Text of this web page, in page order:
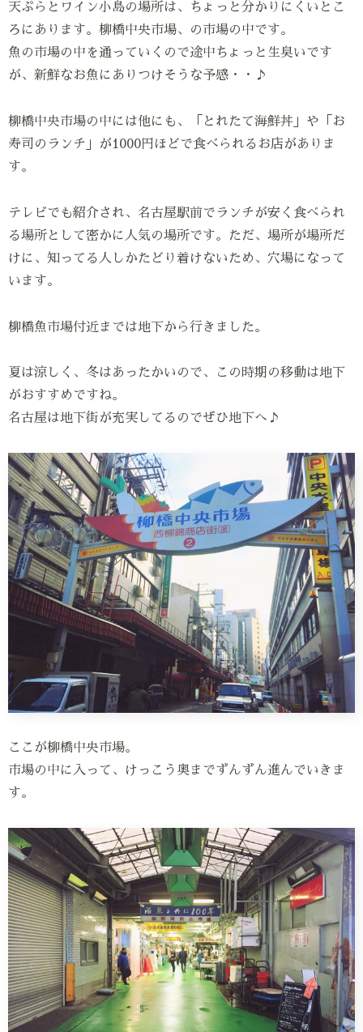
天ぷらとワイン小島の場所は、ちょっと分かりにくいとこ
ろにあります。柳橋中央市場、の市場の中です。
魚の市場の中を通っていくので途中ちょっと生臭いです
が、新鮮なお魚にありつけそうな予感・・♪
柳橋中央市場の中には他にも、「とれたて海鮮丼」や「お
寿司のランチ」が1000円ほどで食べられるお店がありま
す。
テレビでも紹介され、名古屋駅前でランチが安く食べられ
る場所として密かに人気の場所です。ただ、場所が場所だ
けに、知ってる人しかたどり着けないため、穴場になって
います。
柳橋魚市場付近までは地下から行きました。
夏は涼しく、冬はあったかいので、この時期の移動は地下
がおすすめですね。
名古屋は地下街が充実してるのでぜひ地下へ♪
ここが柳橋中央市場。
市場の中に入って、けっこう奥までずんずん進んでいきま
す。